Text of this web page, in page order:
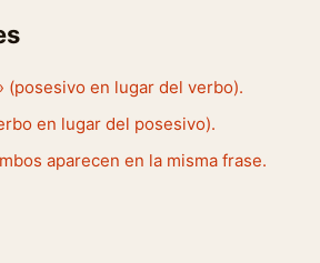
(posesivo en lugar del verbo).
en lugar del posesivo).
aparecen en la misma frase.